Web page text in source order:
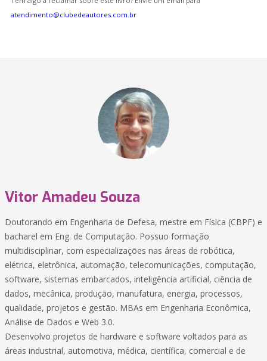
atendimento@clubedeautores.com.br
Vitor Amadeu Souza
Doutorando em Engenharia de Defesa, mestre em Física (CBPF) e
bacharel em Eng. de Computação. Possuo formação
multidisciplinar, com especializações nas áreas de robótica,
elétrica, eletrônica, automação, telecomunicações, computação,
software, sistemas embarcados, inteligência artificial, ciência de
dados, mecânica, produção, manufatura, energia, processos,
qualidade, projetos e gestão. MBAs em Engenharia Econômica,
Análise de Dados e Web 3.0.
Desenvolvo projetos de hardware e software voltados para as
áreas industrial, automotiva, médica, científica, comercial e de